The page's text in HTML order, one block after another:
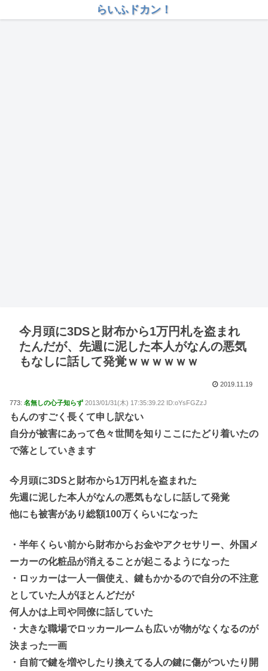
らいふドカン！
今月頭に3DSと財布から1万円札を盗まれ
たんだが、先週に泥した本人がなんの悪気
もなしに話して発覚ｗｗｗｗｗｗ
2019.11.19
773: 名無しの心子知らず 2013/01/31(木) 17:35:39.22 ID:oYsFGZzJ
もんのすごく長くて申し訳ない
自分が被害にあって色々世間を知りここにたどり着いたの
で落としていきます
今月頭に3DSと財布から1万円札を盗まれた
先週に泥した本人がなんの悪気もなしに話して発覚
他にも被害があり総額100万くらいになった
・半年くらい前から財布からお金やアクセサリー、外国メ
ーカーの化粧品が消えることが起こるようになった
・ロッカーは一人一個使え、鍵もかかるので自分の不注意
としていた人がほとんどだが
何人かは上司や同僚に話していた
・大きな職場でロッカールームも広いが物がなくなるのが
決まった一画
・自前で鍵を増やしたり換えてる人の鍵に傷がついたり開